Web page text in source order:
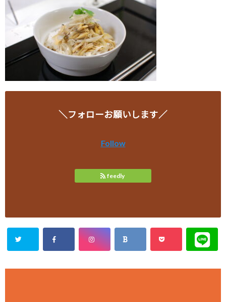
＼フォローお願いします／
Follow
feedly